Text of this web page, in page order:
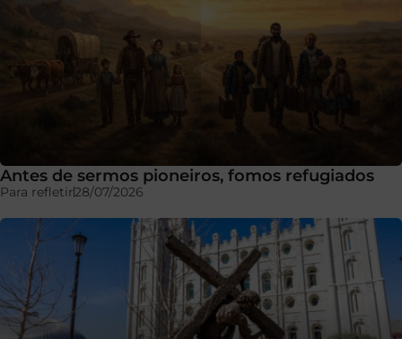
Antes de sermos pioneiros, fomos refugiados
Para refletir28/07/2026